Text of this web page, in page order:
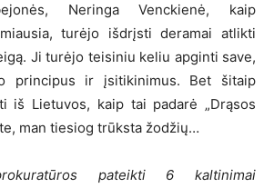
Neringa Venckienė, kaip
turėjo išdrįsti deramai atlikti
Ji turėjo teisiniu keliu apginti save,
principus ir įsitikinimus. Bet šitaip
iš Lietuvos, kaip tai padarė „Drąsos
man tiesiog trūksta žodžių…
pateikti 6 kaltinimai